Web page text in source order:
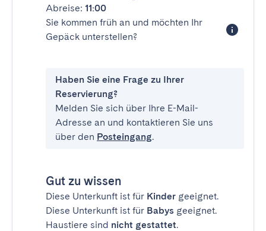
Abreise: 11:00
Sie kommen früh an und möchten Ihr
Gepäck unterstellen?
Haben Sie eine Frage zu Ihrer
Reservierung?
Melden Sie sich über Ihre E-Mail-
Adresse an und kontaktieren Sie uns
über den Posteingang.
Gut zu wissen
Diese Unterkunft ist für Kinder geeignet.
Diese Unterkunft ist für Babys geeignet.
Haustiere sind nicht gestattet.